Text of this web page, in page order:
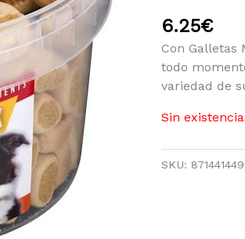
6.25€
Con Galletas
todo
variedad de
Sin
SKU: